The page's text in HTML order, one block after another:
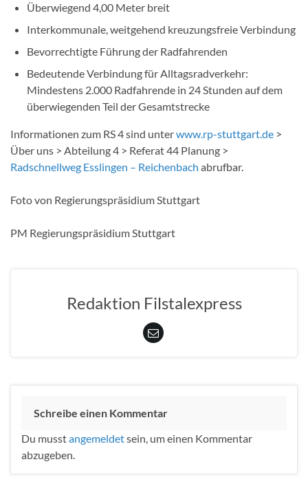
Überwiegend 4,00 Meter breit
Interkommunale, weitgehend kreuzungsfreie Verbindung
Bevorrechtigte Führung der Radfahrenden
Bedeutende Verbindung für Alltagsradverkehr:
Mindestens 2.000 Radfahrende in 24 Stunden auf dem
überwiegenden Teil der Gesamtstrecke
Informationen zum RS 4 sind unterwww.rp-stuttgart.de >
Über uns > Abteilung 4 > Referat 44 Planung >
Radschnellweg Esslingen – Reichenbach abrufbar.
Foto von Regierungspräsidium Stuttgart
PM Regierungspräsidium Stuttgart
Redaktion Filstalexpress
Schreibe einen Kommentar
Du musstangemeldetsein, um einen Kommentar
abzugeben.